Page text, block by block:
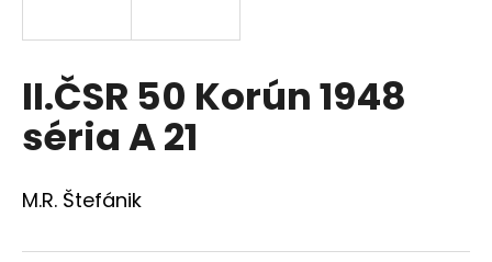
II.ČSR 50 Korún 1948
séria A 21
M.R. Štefánik
s
ť
?